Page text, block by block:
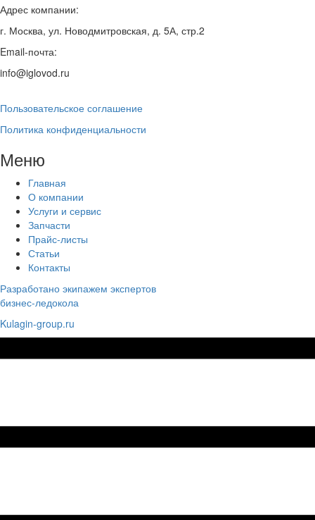
Адрес компании:
г. Москва, ул. Новодмитровская, д. 5А, стр.2
Email-почта:
info@iglovod.ru
Пользовательское соглашение
Политика конфиденциальности
Меню
Главная
О компании
Услуги и сервис
Запчасти
Прайс-листы
Статьи
Контакты
Разработано экипажем экспертов
бизнес-ледокола
Kulagin-group.ru